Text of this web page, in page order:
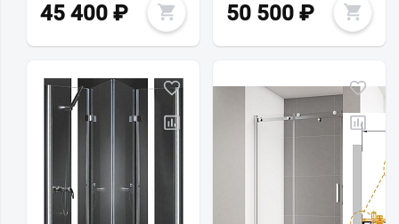
45 400 ₽ 50 500 ₽